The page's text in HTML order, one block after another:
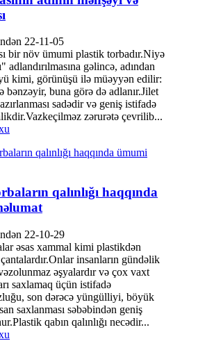
22-11-05
bir növ ümumi plastik torbadır.Niyə
adlandırılmasına gəlincə, adından
kimi, görünüşü ilə müəyyən edilir:
bənzəyir, buna görə də adlanır.Jilet
sadədir və geniş istifadə
zərurətə çevrilib...
qalınlığı haqqında
22-10-29
əsas xammal kimi plastikdən
çantalardır.Onlar insanların gündəlik
əşyalardır və çox vaxt
saxlamaq üçün istifadə
son dərəcə yüngülliyi, böyük
saxlanması səbəbindən geniş
qabın qalınlığı necədir...